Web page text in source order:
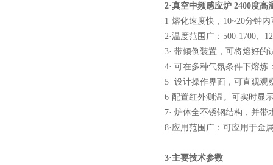
2·真空中频感应炉 2400度高
1·熔化速度快，10~20分钟
2·温度范围广：500-1700、
3· 带倾倒装置，可将熔好
4· 可在多种气氛条件下熔
5· 设计操作界面，可直观
6·配置红外测温。可实时显
7· 炉体全不锈钢结构，并
8·应用范围广：可应用于金
3·主要技术参数